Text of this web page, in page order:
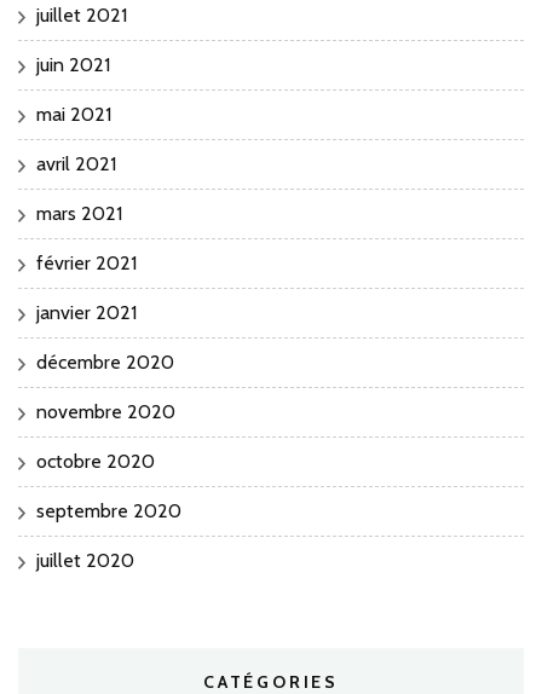
juillet 2021
juin 2021
mai 2021
avril 2021
mars 2021
février 2021
janvier 2021
décembre 2020
novembre 2020
octobre 2020
septembre 2020
juillet 2020
CATÉGORIES